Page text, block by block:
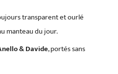
transparent et ourlé
manteau du jour.
& Davide, portés sans